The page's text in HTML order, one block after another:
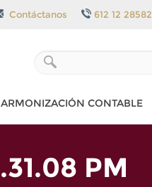
Contáctanos 612 12 28582
ARMONIZACIÓN CONTABLE
PM